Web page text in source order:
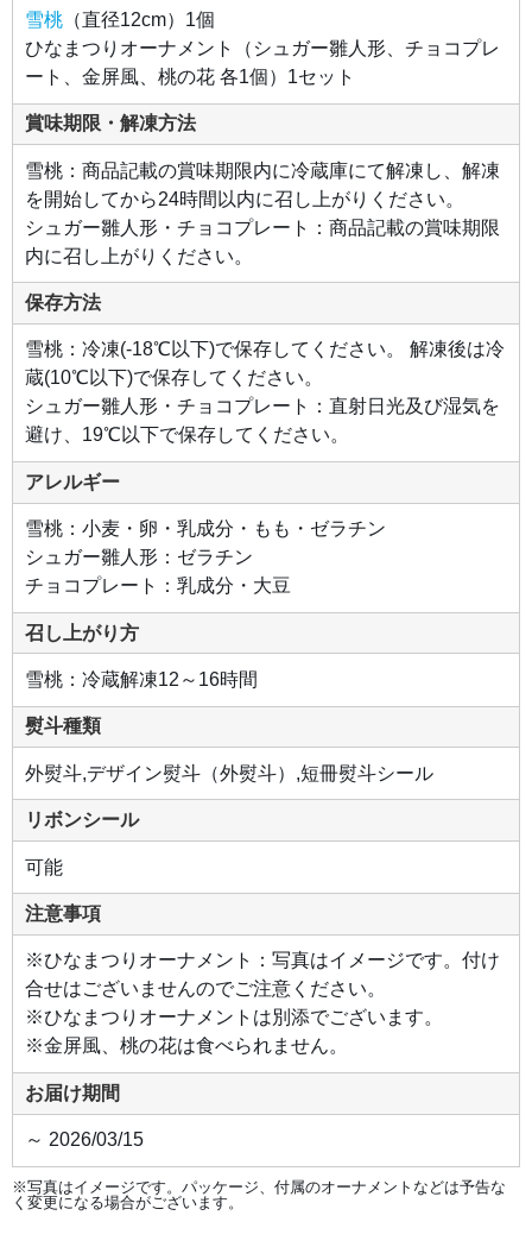
雪桃（直径12cm）1個
ひなまつりオーナメント（シュガー雛人形、チョコプレ
ート、金屏風、桃の花 各1個）1セット
賞味期限・解凍方法
雪桃：商品記載の賞味期限内に冷蔵庫にて解凍し、解凍
を開始してから24時間以内に召し上がりください。
シュガー雛人形・チョコプレート：商品記載の賞味期限
内に召し上がりください。
保存方法
雪桃：冷凍(-18℃以下)で保存してください。 解凍後は冷
蔵(10℃以下)で保存してください。
シュガー雛人形・チョコプレート：直射日光及び湿気を
避け、19℃以下で保存してください。
アレルギー
雪桃：小麦・卵・乳成分・もも・ゼラチン
シュガー雛人形：ゼラチン
チョコプレート：乳成分・大豆
召し上がり方
雪桃：冷蔵解凍12～16時間
熨斗種類
外熨斗,デザイン熨斗（外熨斗）,短冊熨斗シール
リボンシール
可能
注意事項
※ひなまつりオーナメント：写真はイメージです。付け
合せはございませんのでご注意ください。
※ひなまつりオーナメントは別添でございます。
※金屏風、桃の花は食べられません。
お届け期間
～ 2026/03/15
※写真はイメージです。パッケージ、付属のオーナメントなどは予告な
く変更になる場合がございます。